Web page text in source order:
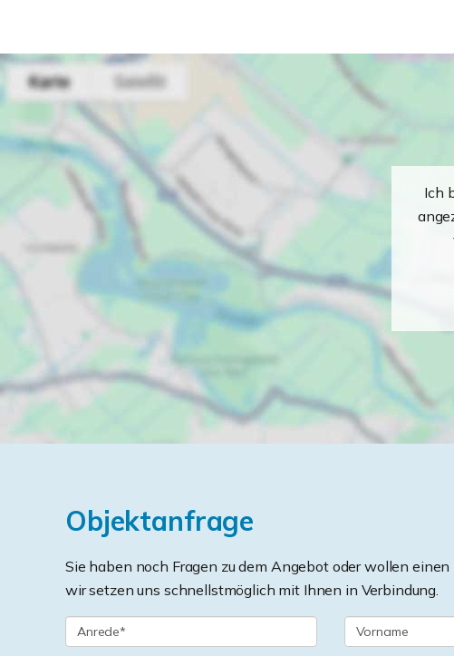
Ich
Objektanfrage
Sie haben noch Fragen zu dem Angebot oder wollen
wir setzen uns schnellstmöglich mit Ihnen in Verbindung.